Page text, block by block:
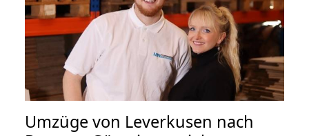
Umzüge von Leverkusen nach